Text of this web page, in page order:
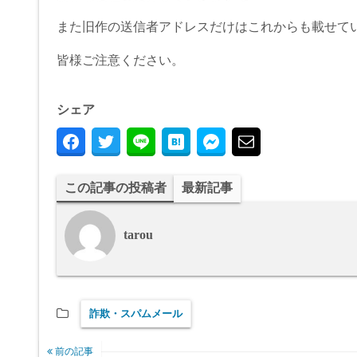
また旧作の送信者アドレスだけはこれからも載せて
皆様ご注意ください。
シェア
この記事の投稿者 最新記事
tarou
詐欺・スパムメール
前の記事